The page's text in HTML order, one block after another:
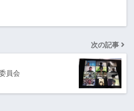
次の記事
員会